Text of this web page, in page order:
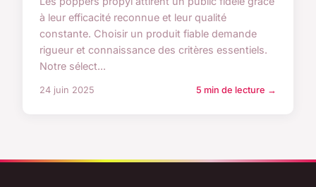
à leur efficacité reconnue et leur qualité
constante. Choisir un produit fiable demande
rigueur et connaissance des critères essentiels.
Notre sélect...
24 juin 2025 5 min de lecture →